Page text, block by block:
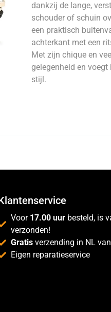
dankzij de lange,
schouder of schuin
een praktisch
achterkant met een
Met zijn chique en
gelegenheid en
stijl.
Voor 17.00 uur besteld, is
verzonden!
Gratis verzending in NL
Eigen reparatieservice